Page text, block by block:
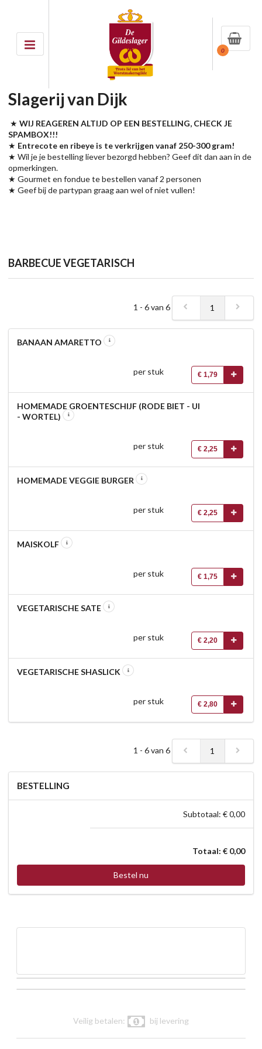
0
Slagerij van Dijk
★ WIJ REAGEREN ALTIJD OP EEN BESTELLING, CHECK JE
SPAMBOX!!!
★ Entrecote en ribeye is te verkrijgen vanaf 250-300 gram!
★ Wil je je bestelling liever bezorgd hebben? Geef dit dan aan in de
opmerkingen.
★ Gourmet en fondue te bestellen vanaf 2 personen
★ Geef bij de partypan graag aan wel of niet vullen!
BARBECUE VEGETARISCH
1 - 6 van 6 1
BANAAN AMARETTO
per stuk € 1,79
HOMEMADE GROENTESCHIJF (RODE BIET - UI
- WORTEL)
per stuk € 2,25
HOMEMADE VEGGIE BURGER
per stuk € 2,25
MAISKOLF
per stuk € 1,75
VEGETARISCHE SATE
per stuk € 2,20
VEGETARISCHE SHASLICK
per stuk € 2,80
1 - 6 van 6 1
BESTELLING
Subtotaal: € 0,00
Totaal: € 0,00
Bestel nu
Veilig betalen: bij levering